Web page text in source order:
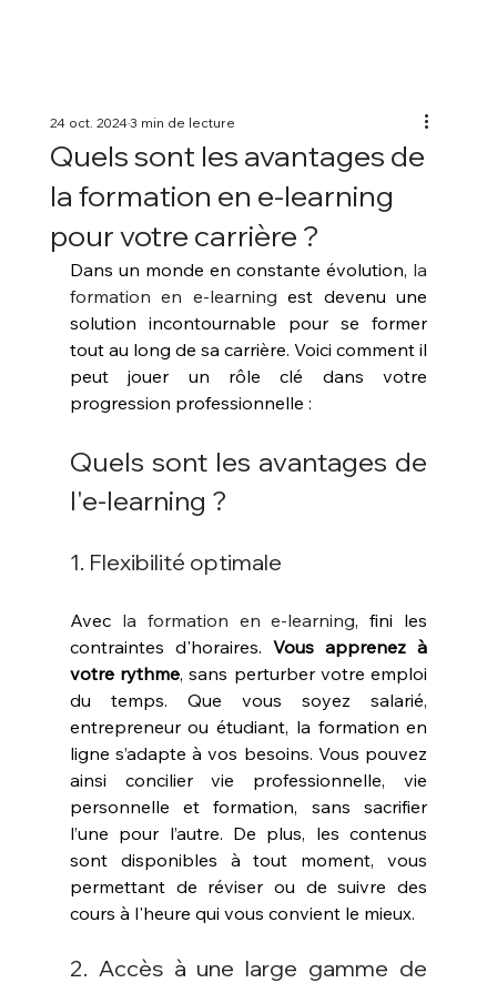
Quels sont les avantages de
la formation en e-learning
pour votre carrière ?
24 oct. 20243 min de lecture
Dans un monde en constante évolution, la
formation en e-learning est devenu une
solution incontournable pour se former
tout au long de sa carrière. Voici comment il
peut jouer un rôle clé dans votre
progression professionnelle :
Quels sont les avantages de
l'e-learning ?
1. Flexibilité optimale
Avec la formation en e-learning, fini les
contraintes d'horaires. Vous apprenez à
votre rythme, sans perturber votre emploi
du temps. Que vous soyez salarié,
entrepreneur ou étudiant, la formation en
ligne s’adapte à vos besoins. Vous pouvez
ainsi concilier vie professionnelle, vie
personnelle et formation, sans sacrifier
l’une pour l’autre. De plus, les contenus
sont disponibles à tout moment, vous
permettant de réviser ou de suivre des
cours à l'heure qui vous convient le mieux.
2. Accès à une large gamme de